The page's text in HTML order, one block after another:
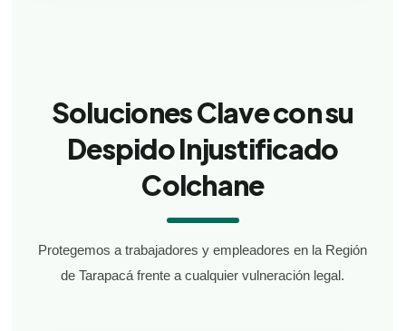
Soluciones Clave con su
Despido Injustificado
Colchane
Protegemos a trabajadores y empleadores en la Región
de Tarapacá frente a cualquier vulneración legal.